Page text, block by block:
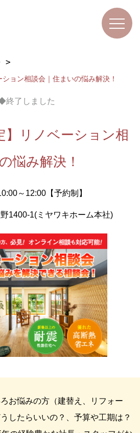
ション相談会｜住まいの悩み解決！
終了しました
】リノベーション相
悩み解決！
～12:00【予約制】
1400-1(ミヤワキホーム本社)
お悩みの方（建替え、リフォー
したらいいの？、予算や工期は？